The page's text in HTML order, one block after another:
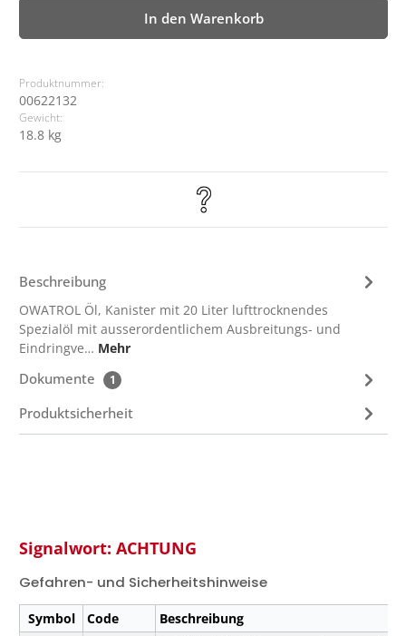
In den Warenkorb
Produktnummer:
00622132
Gewicht:
18.8 kg
Beschreibung
OWATROL Öl, Kanister mit 20 Liter lufttrocknendes
Spezialöl mit ausserordentlichem Ausbreitungs- und
Eindringve… Mehr
Dokumente 1
Produktsicherheit
Signalwort: ACHTUNG
Gefahren- und Sicherheitshinweise
Symbol Code Beschreibung